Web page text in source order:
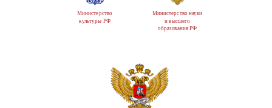
Министерство
культуры РФ
Министерство науки
и высшего
образования РФ